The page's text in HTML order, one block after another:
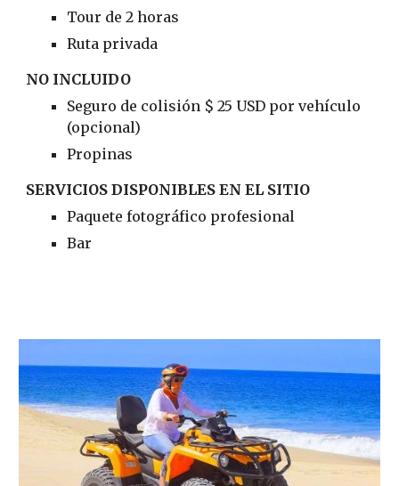
Tour de 2 horas
Ruta privada
NO INCLUIDO
Seguro de colisión $ 25 USD por vehículo
(opcional)
Propinas
SERVICIOS DISPONIBLES EN EL SITIO
Paquete fotográfico profesional
Bar